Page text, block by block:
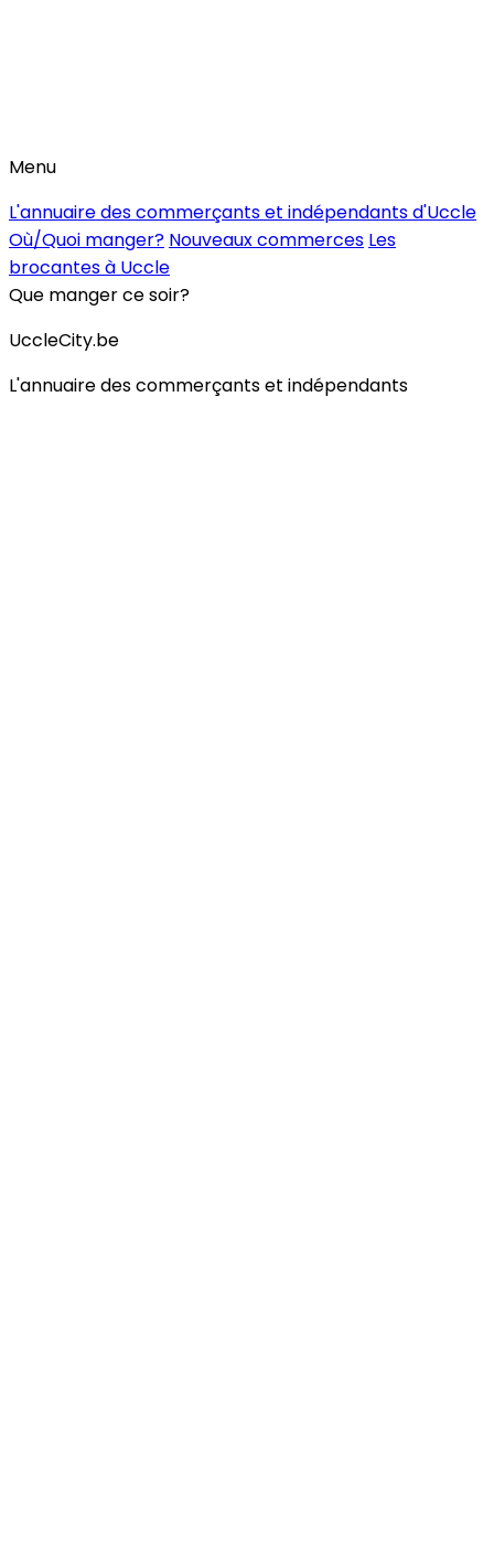
Menu
L'annuaire des commerçants et indépendants d'Uccle
Où/Quoi manger? Nouveaux commerces Les
brocantes à Uccle
Que manger ce soir?
UccleCity.be
L'annuaire des commerçants et indépendants